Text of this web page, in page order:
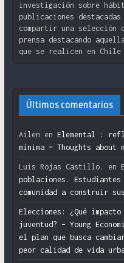
investigación sobre
publicaciones destacadas
compartir una selección
prensa destacando
que se realicen en
Últimos comentarios
Ailen en Elemental :
mínima = Thoughts about
Luis Rojas Castillo. en
poblaciones.
comunidad a construir
Elecciones: ¿Qué
juventud? – Young
el plan que busca
peor calidad de vida